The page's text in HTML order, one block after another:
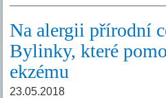
Na alergii přírodní
Bylinky, které
ekzému
23.05.2018